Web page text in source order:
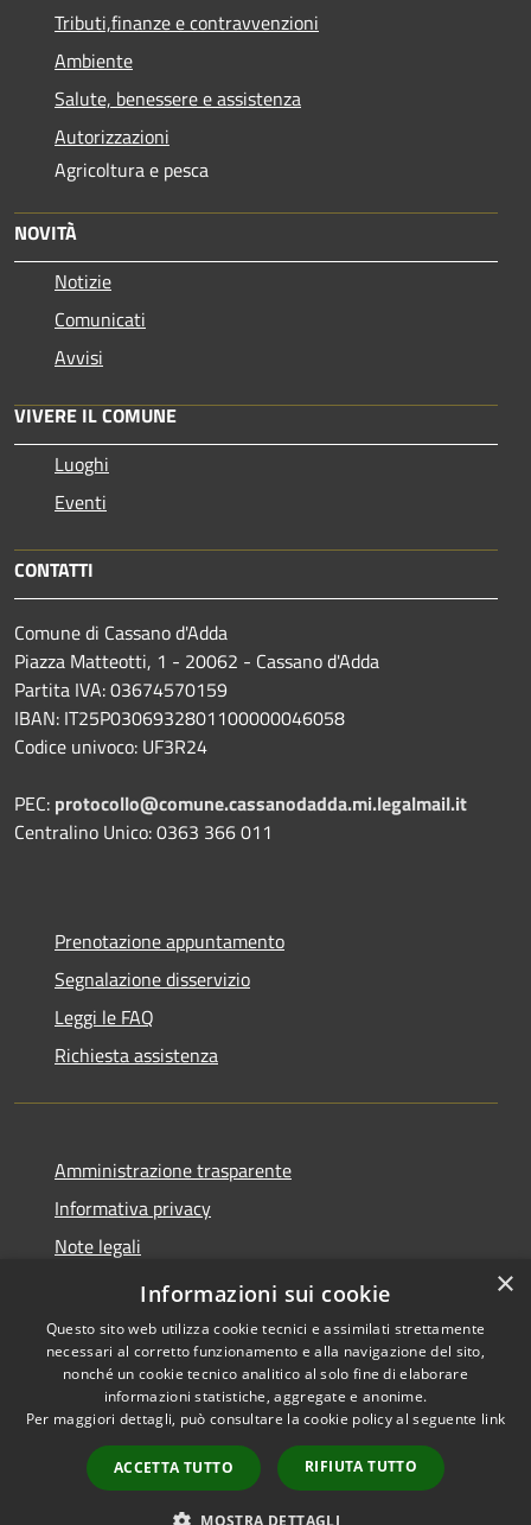
Tributi,finanze e contravvenzioni
Ambiente
Salute, benessere e assistenza
Autorizzazioni
Agricoltura e pesca
NOVITÀ
Notizie
Comunicati
Avvisi
VIVERE IL COMUNE
Luoghi
Eventi
CONTATTI
Comune di Cassano d'Adda
Piazza Matteotti, 1 - 20062 - Cassano d'Adda
Partita IVA: 03674570159
IBAN: IT25P0306932801100000046058
Codice univoco: UF3R24
PEC: protocollo@comune.cassanodadda.mi.legalmail.it
Centralino Unico: 0363 366 011
Prenotazione appuntamento
Segnalazione disservizio
Leggi le FAQ
Richiesta assistenza
Amministrazione trasparente
Informativa privacy
Note legali
Dichiarazione di accessibilità
Accessibilità
Copyright © 2026 • Comune di
Cassano d'Adda • Powered by
Municipium•
Accesso
redazione
×
Informazioni sui cookie
Questo sito web utilizza cookie tecnici e assimilati strettamente
necessari al corretto funzionamento e alla navigazione del sito,
nonché un cookie tecnico analitico al solo fine di elaborare
informazioni statistiche, aggregate e anonime.
Per maggiori dettagli, può consultare la cookie policy al seguente link
ACCETTA TUTTO RIFIUTA TUTTO
MOSTRA DETTAGLI